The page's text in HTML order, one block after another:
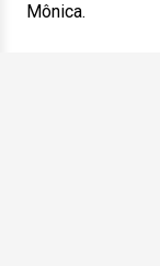
Mônica.